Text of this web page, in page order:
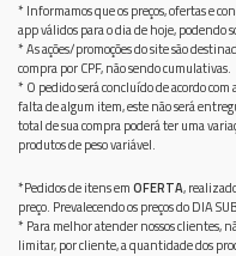
* Informamos que os preços, ofertas e
app válidos para o dia de hoje, podendo
* As ações/promoções do site são
compra por CPF, não sendo cumulativas.
* O pedido será concluído de acordo
falta de algum item, este não será
total de sua compra poderá ter uma
produtos de peso variável.
*Pedidos de itens emOFERTA,
preço. Prevalecendo os preços do DIA
* Para melhor atender nossos clientes,
limitar, por cliente, a quantidade dos